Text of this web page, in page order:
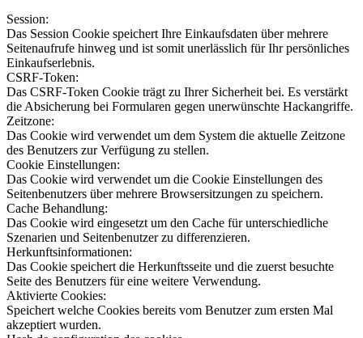
Session:
Das Session Cookie speichert Ihre Einkaufsdaten über mehrere
Seitenaufrufe hinweg und ist somit unerlässlich für Ihr persönliches
Einkaufserlebnis.
CSRF-Token:
Das CSRF-Token Cookie trägt zu Ihrer Sicherheit bei. Es verstärkt
die Absicherung bei Formularen gegen unerwünschte Hackangriffe.
Zeitzone:
Das Cookie wird verwendet um dem System die aktuelle Zeitzone
des Benutzers zur Verfügung zu stellen.
Cookie Einstellungen:
Das Cookie wird verwendet um die Cookie Einstellungen des
Seitenbenutzers über mehrere Browsersitzungen zu speichern.
Cache Behandlung:
Das Cookie wird eingesetzt um den Cache für unterschiedliche
Szenarien und Seitenbenutzer zu differenzieren.
Herkunftsinformationen:
Das Cookie speichert die Herkunftsseite und die zuerst besuchte
Seite des Benutzers für eine weitere Verwendung.
Aktivierte Cookies:
Speichert welche Cookies bereits vom Benutzer zum ersten Mal
akzeptiert wurden.